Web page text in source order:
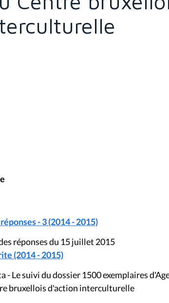
- 3 (2014 - 2015)
réponses du 15 juillet 2015
(2014 - 2015)
- Le suivi du dossier 1500 exemplaires
bruxellois d'action interculturelle